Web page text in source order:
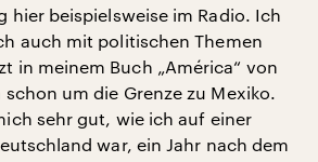
hier beispielsweise im Radio. Ich
auch mit politischen Themen
in meinem Buch „América“ von
schon um die Grenze zu Mexiko.
sehr gut, wie ich auf einer
war, ein Jahr nach dem